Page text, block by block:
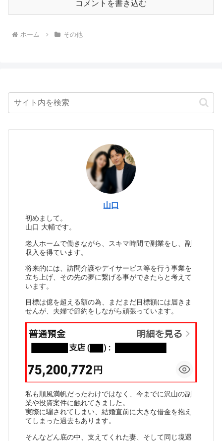
コメントを書き込む
ホーム その他
山口
初めまして。
山口 大輔です。
老人ホームで働きながら、スキマ時間で副業をし、副
収入を得ています。
将来的には、訪問介護やデイサービス等を行う事業を
立ち上げ、その先の夢に繋げる事ができたらと考えて
います。
目標は億を超える額の為、まだまだ目標額には届きま
せんが、夫婦で節約をしながら頑張っています。
私も順風満帆だったわけではなく、今までに沢山の副
業や投資案件に触れてきました。
実際に騙されてしまい、結婚直前に大きな借金を抱え
てしまった過去もあります。
そんなどん底の中、支えてくれた妻、そして同じ境遇